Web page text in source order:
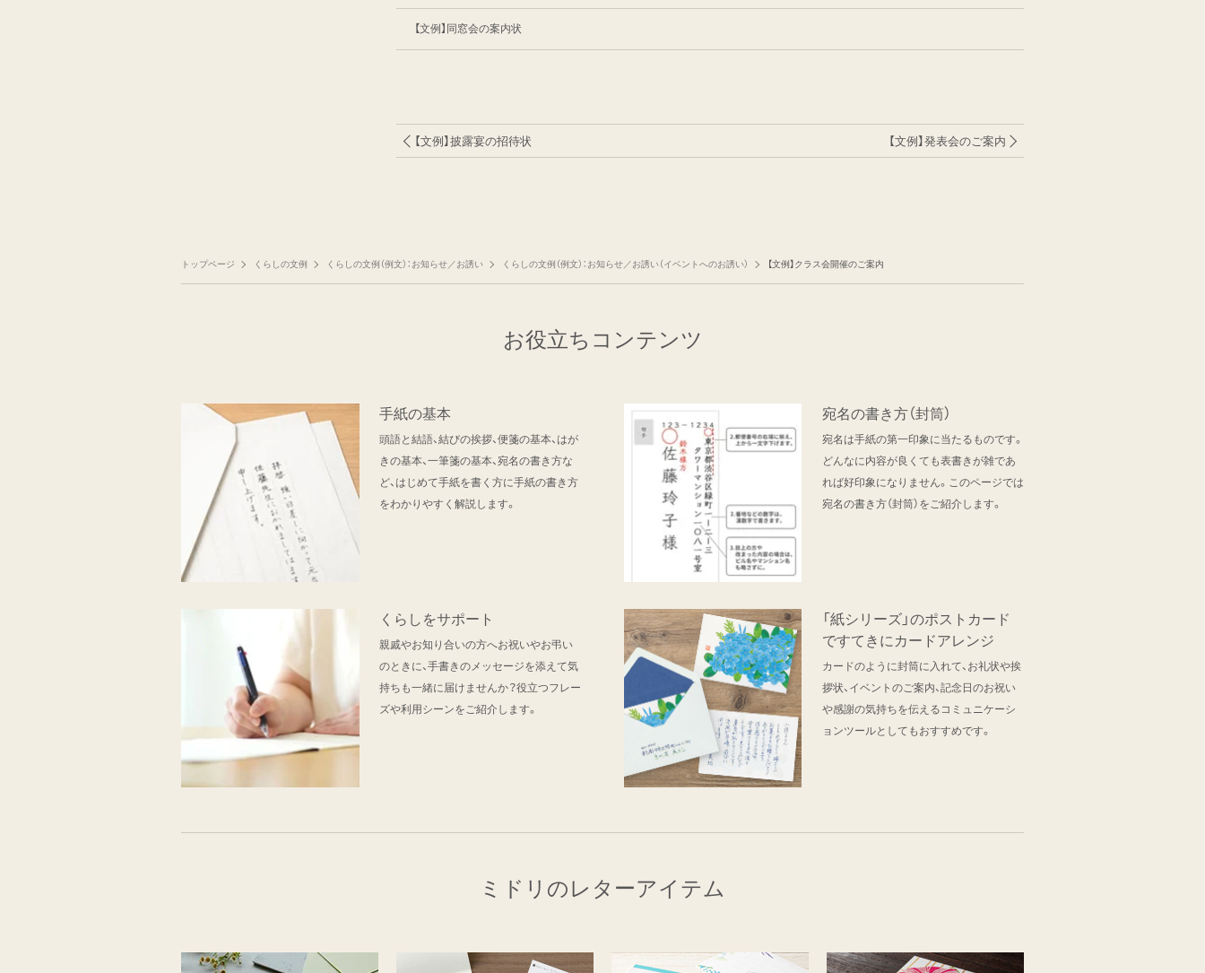
【文例】同窓会の案内状
【文例】披露宴の招待状 【文例】発表会のご案内
トップページ くらしの文例 くらしの文例（例文）：お知らせ／お誘い くらしの文例（例文）：お知らせ／お誘い（イベントへのお誘い） 【文例】クラス会開催のご案内
お役立ちコンテンツ
手紙の基本
頭語と結語、結びの挨拶、便箋の基本、はが
きの基本、一筆箋の基本、宛名の書き方な
ど、はじめて手紙を書く方に手紙の書き方
をわかりやすく解説します。
宛名の書き方（封筒）
宛名は手紙の第一印象に当たるものです。
どんなに内容が良くても表書きが雑であ
れば好印象になりません。このページでは
宛名の書き方（封筒）をご紹介します。
くらしをサポート
親戚やお知り合いの方へお祝いやお弔い
のときに、手書きのメッセージを添えて気
持ちも一緒に届けませんか？役立つフレー
ズや利用シーンをご紹介します。
「紙シリーズ」のポストカード
ですてきにカードアレンジ
カードのように封筒に入れて、お礼状や挨
拶状、イベントのご案内、記念日のお祝い
や感謝の気持ちを伝えるコミュニケーシ
ョンツールとしてもおすすめです。
ミドリのレターアイテム